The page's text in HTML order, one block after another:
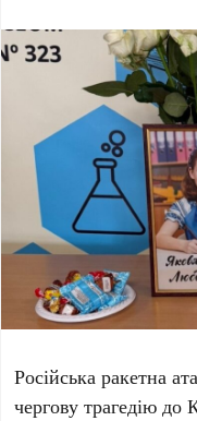
Російська ракетна
чергову трагедію